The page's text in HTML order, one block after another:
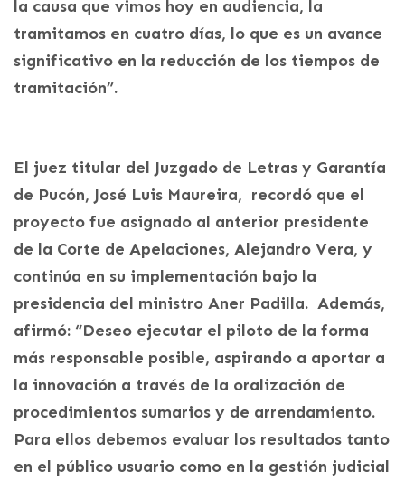
la causa que vimos hoy en audiencia, la
tramitamos en cuatro días, lo que es un avance
significativo en la reducción de los tiempos de
tramitación”.
El juez titular del Juzgado de Letras y Garantía
de Pucón, José Luis Maureira, recordó que el
proyecto fue asignado al anterior presidente
de la Corte de Apelaciones, Alejandro Vera, y
continúa en su implementación bajo la
presidencia del ministro Aner Padilla. Además,
afirmó: “Deseo ejecutar el piloto de la forma
más responsable posible, aspirando a aportar a
la innovación a través de la oralización de
procedimientos sumarios y de arrendamiento.
Para ellos debemos evaluar los resultados tanto
en el público usuario como en la gestión judicial